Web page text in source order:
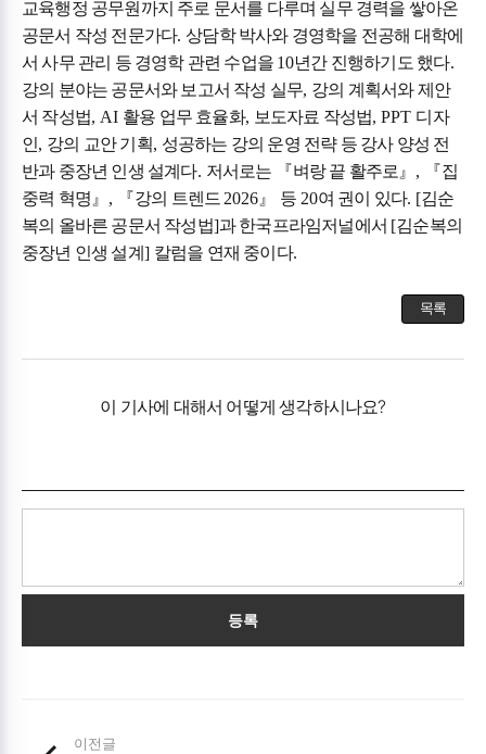
교육행정 공무원까지 주로 문서를 다루며 실무 경력을 쌓아온
공문서 작성 전문가다.상담학 박사와 경영학을 전공해 대학에
서 사무 관리 등 경영학 관련 수업을 10년간 진행하기도 했다.
강의 분야는 공문서와 보고서 작성 실무, 강의 계획서와 제안
서 작성법, AI 활용 업무 효율화, 보도자료 작성법, PPT 디자
인, 강의 교안 기획, 성공하는 강의 운영 전략 등 강사 양성 전
반과 중장년 인생 설계다. 저서로는 『벼랑 끝 활주로 』 , 『집
중력 혁명 』 , 『강의 트렌드 2026 』 등 20여 권이 있다. [김순
복의 올바른 공문서 작성법]과 한국프라임저널에서 [김순복의
중장년 인생 설계 ] 칼럼을 연재 중이다.
목록
이 기사에 대해서 어떻게 생각하시나요?
등록
이전글